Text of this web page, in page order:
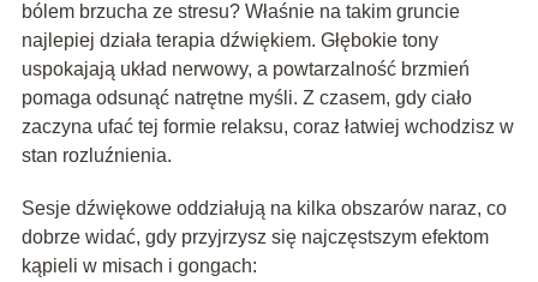
bólem brzucha ze stresu? Właśnie na takim gruncie
najlepiej działa terapia dźwiękiem. Głębokie tony
uspokajają układ nerwowy, a powtarzalność brzmień
pomaga odsunąć natrętne myśli. Z czasem, gdy ciało
zaczyna ufać tej formie relaksu, coraz łatwiej wchodzisz w
stan rozluźnienia.
Sesje dźwiękowe oddziałują na kilka obszarów naraz, co
dobrze widać, gdy przyjrzysz się najczęstszym efektom
kąpieli w misach i gongach: